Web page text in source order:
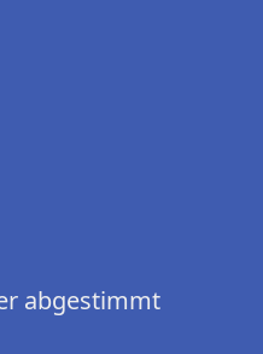
abgestimmt